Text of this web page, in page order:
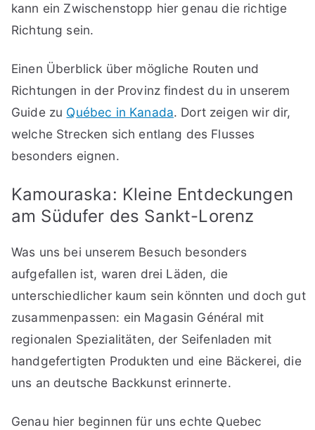
kann ein Zwischenstopp hier genau die richtige
Richtung sein.
Einen Überblick über mögliche Routen und
Richtungen in der Provinz findest du in unserem
Guide zu Québec in Kanada. Dort zeigen wir dir,
welche Strecken sich entlang des Flusses
besonders eignen.
Kamouraska: Kleine Entdeckungen
am Südufer des Sankt-Lorenz
Was uns bei unserem Besuch besonders
aufgefallen ist, waren drei Läden, die
unterschiedlicher kaum sein könnten und doch gut
zusammenpassen: ein Magasin Général mit
regionalen Spezialitäten, der Seifenladen mit
handgefertigten Produkten und eine Bäckerei, die
uns an deutsche Backkunst erinnerte.
Genau hier beginnen für uns echte Quebec